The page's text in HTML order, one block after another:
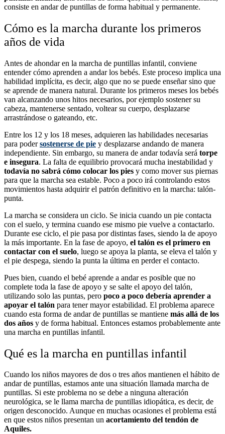
consiste en andar de puntillas de forma habitual y permanente.
Cómo es la marcha durante los primeros
años de vida
Antes de ahondar en la marcha de puntillas infantil, conviene
entender cómo aprenden a andar los bebés. Este proceso implica una
habilidad implícita, es decir, algo que no se puede enseñar sino que
se aprende de manera natural. Durante los primeros meses los bebés
van alcanzando unos hitos necesarios, por ejemplo sostener su
cabeza, mantenerse sentado, voltear su cuerpo, desplazarse
arrastrándose o gateando, etc.
Entre los 12 y los 18 meses, adquieren las habilidades necesarias
para podersostenerse de pie y desplazarse andando de manera
independiente. Sin embargo, su manera de andar todavía será torpe
e insegura. La falta de equilibrio provocará mucha inestabilidad y
todavía no sabrá cómo colocar los pies y como mover sus piernas
para que la marcha sea estable. Poco a poco irá controlando estos
movimientos hasta adquirir el patrón definitivo en la marcha: talón-
punta.
La marcha se considera un ciclo. Se inicia cuando un pie contacta
con el suelo, y termina cuando ese mismo pie vuelve a contactarlo.
Durante ese ciclo, el pie pasa por distintas fases, siendo la de apoyo
la más importante. En la fase de apoyo, el talón es el primero en
contactar con el suelo, luego se apoya la planta, se eleva el talón y
el pie despega, siendo la punta la última en perder el contacto.
Pues bien, cuando el bebé aprende a andar es posible que no
complete toda la fase de apoyo y se salte el apoyo del talón,
utilizando solo las puntas, pero poco a poco debería aprender a
apoyar el talón para tener mayor estabilidad. El problema aparece
cuando esta forma de andar de puntillas se mantiene más allá de los
dos años y de forma habitual. Entonces estamos probablemente ante
una marcha en puntillas infantil.
Qué es la marcha en puntillas infantil
Cuando los niños mayores de dos o tres años mantienen el hábito de
andar de puntillas, estamos ante una situación llamada marcha de
puntillas. Si este problema no se debe a ninguna alteración
neurológica, se le llama marcha de puntillas idiopática, es decir, de
origen desconocido. Aunque en muchas ocasiones el problema está
en que estos niños presentan un acortamiento del tendón de
Aquiles.